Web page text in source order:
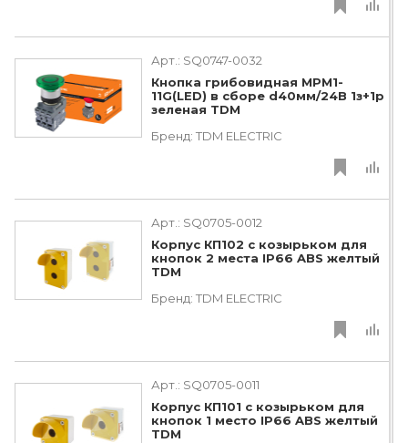
Арт.: SQ0747-0032
Кнопка грибовидная МРМ1-
11G(LED) в сборе d40мм/24B 1з+1р
зеленая TDM
Бренд: TDM ЕLECTRIC
Арт.: SQ0705-0012
Корпус КП102 c козырьком для
кнопок 2 места IP66 ABS желтый
TDM
Бренд: TDM ЕLECTRIC
Арт.: SQ0705-0011
Корпус КП101 c козырьком для
кнопок 1 место IP66 ABS желтый
TDM